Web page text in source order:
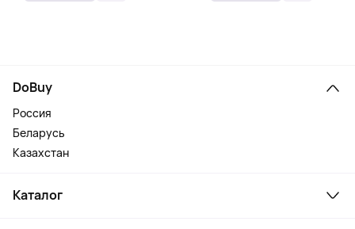
DoBuy
Россия
Беларусь
Казахстан
Каталог